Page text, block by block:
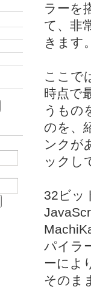
ラーを
て、非
きます
ここで
時点で
うもの
のを、
ンクが
ックし
32ビッ
パイラ
ーによ
そのま